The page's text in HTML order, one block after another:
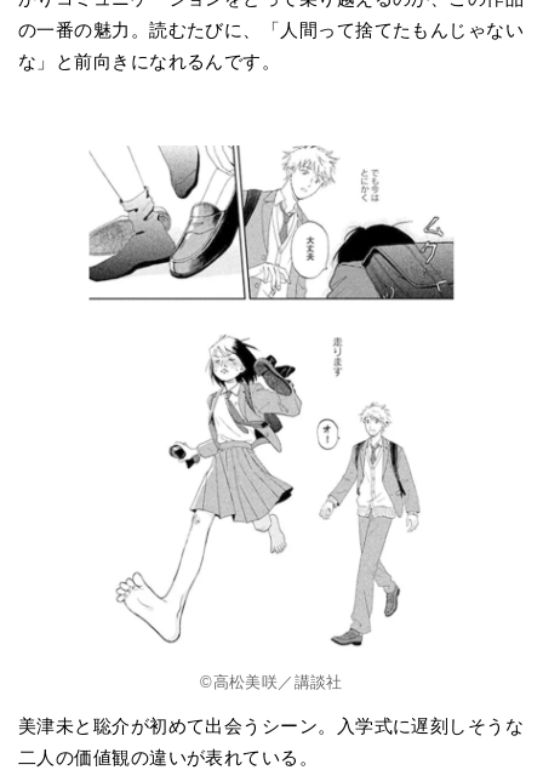
の一番の魅力。読むたびに、「人間って捨てたもんじゃない
な」と前向きになれるんです。
©高松美咲／講談社
美津未と聡介が初めて出会うシーン。入学式に遅刻しそうな
二人の価値観の違いが表れている。